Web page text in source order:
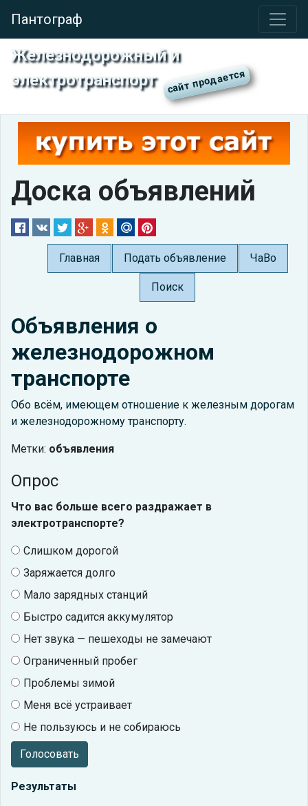
Пантограф
Железнодорожный и
электротранспорт
Доска объявлений
Главная Подать объявление ЧаВо
Поиск
Объявления о
железнодорожном
транспорте
Обо всём, имеющем отношение к железным дорогам
и железнодорожному транспорту.
Метки: объявления
Опрос
Что вас больше всего раздражает в
электротранспорте?
Слишком дорогой
Заряжается долго
Мало зарядных станций
Быстро садится аккумулятор
Нет звука — пешеходы не замечают
Ограниченный пробег
Проблемы зимой
Меня всё устраивает
Не пользуюсь и не собираюсь
Голосовать
Результаты